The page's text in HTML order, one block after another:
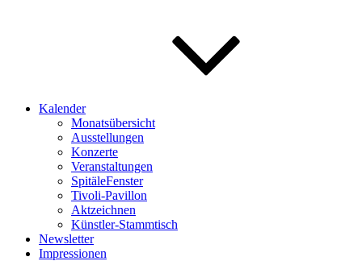
Kalender
Monatsübersicht
Ausstellungen
Konzerte
Veranstaltungen
SpitäleFenster
Tivoli-Pavillon
Aktzeichnen
Künstler-Stammtisch
Newsletter
Impressionen